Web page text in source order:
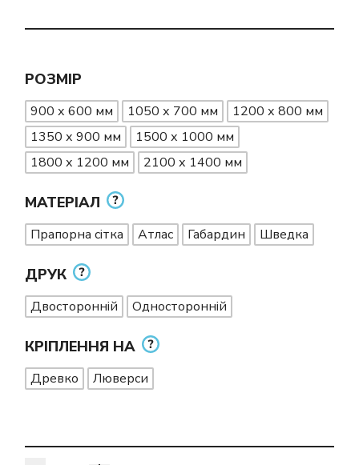
РОЗМІР
900 х 600 мм 1050 х 700 мм
1200 х 800 мм
1350 х 900 мм
1500 х 1000 мм
1800 х 1200 мм
2100 х 1400 мм
МАТЕРІАЛ
Прапорна сітка Атлас Габардин Шведка
ДРУК
Двосторонній Односторонній
КРІПЛЕННЯ НА
Древко Люверси